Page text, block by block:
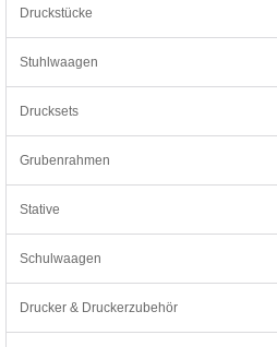
Druckstücke
Stuhlwaagen
Drucksets
Grubenrahmen
Stative
Schulwaagen
Drucker & Druckerzubehör